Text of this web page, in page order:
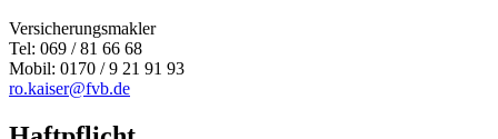
Versicherungsmakler
Tel: 069 / 81 66 68
Mobil: 0170 / 9 21 91 93
ro.kaiser@fvb.de